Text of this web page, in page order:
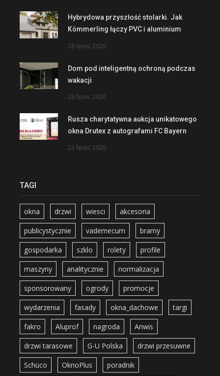
Hybrydowa przyszłość stolarki. Jak
Kömmerling łączy PVC i aluminium
28 lipiec 2026
Dom pod inteligentną ochroną podczas
wakacji
28 lipiec 2026
Rusza charytatywna aukcja unikatowego
okna Drutex z autografami FC Bayern
22 lipiec 2026
TAGI
okna drzwi wiesci akcesoria
publicystycznie vademecum bramy
gospodarka szklo rolety profile
maszyny analitycznie normalizacja
sponsorowany ogrody promocje
wydarzenia fasady okna_dachowe targi
fakro Aluprof nagroda Anwis
drzwi tarasowe G-U Polska drzwi przesuwne
Schüco OknoPlus poradnik